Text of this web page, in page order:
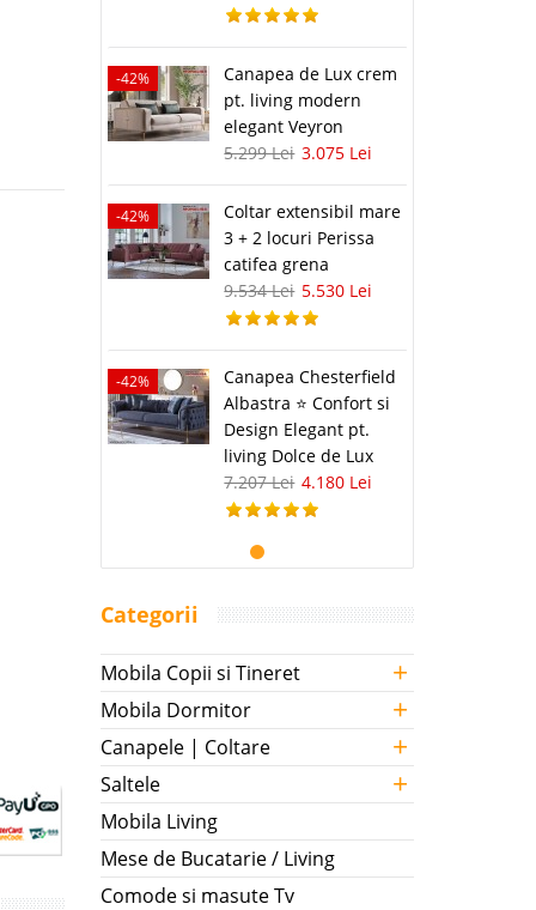
-42%
Canapea de Lux crem
pt. living modern
elegant Veyron
5.299 Lei 3.075 Lei
-42%
Coltar extensibil mare
3 + 2 locuri Perissa
catifea grena
9.534 Lei 5.530 Lei
-42%
Canapea Chesterfield
Albastra ⭐ Confort si
Design Elegant pt.
living Dolce de Lux
7.207 Lei 4.180 Lei
Categorii
Mobila Copii si Tineret +
Mobila Dormitor +
Canapele | Coltare +
Saltele +
Mobila Living
Mese de Bucatarie / Living
Comode si masute Tv